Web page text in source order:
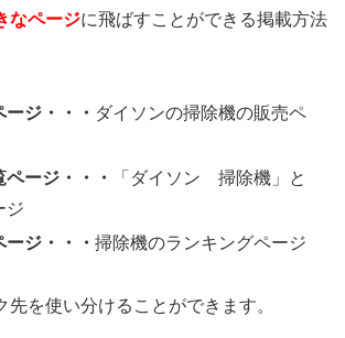
なページに飛ばすことができる掲載方法
ジ・・・ ダイソンの掃除機の販売ペ
ージ・・・
「ダイソン 掃除機」と
ジ
ージ・・・掃除機のランキングページ
先を使い分けることができます。